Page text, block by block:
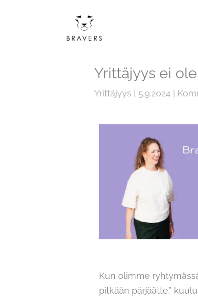
Yrittäjyys ei
Yrittäjyys 5.9.2024
Kun olimme
pitkään pärjäätte.”